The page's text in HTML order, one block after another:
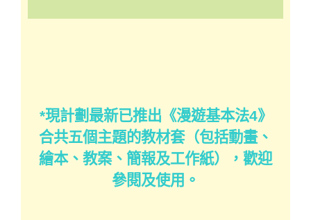
*現計劃最新已推出《漫遊基本法4》
合共五個主題的教材套（包括動畫、
繪本、教案、簡報及工作紙），歡迎
參閱及使用。